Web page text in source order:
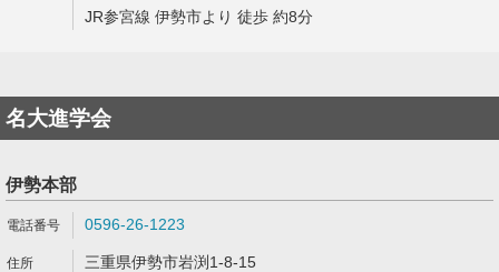
JR参宮線 伊勢市より 徒歩 約8分
名大進学会
伊勢本部
0596-26-1223
三重県伊勢市岩渕1-8-15